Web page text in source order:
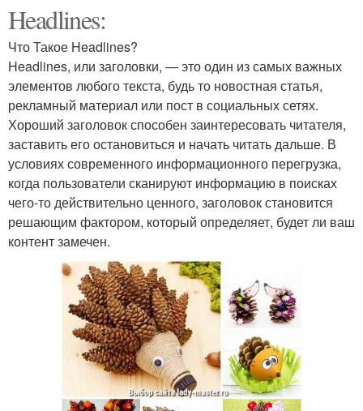
Headlines:
Что Такое Headlines?
Headlines, или заголовки, — это один из самых важных
элементов любого текста, будь то новостная статья,
рекламный материал или пост в социальных сетях.
Хороший заголовок способен заинтересовать читателя,
заставить его остановиться и начать читать дальше. В
условиях современного информационного перегрузка,
когда пользователи сканируют информацию в поисках
чего-то действительно ценного, заголовок становится
решающим фактором, который определяет, будет ли ваш
контент замечен.